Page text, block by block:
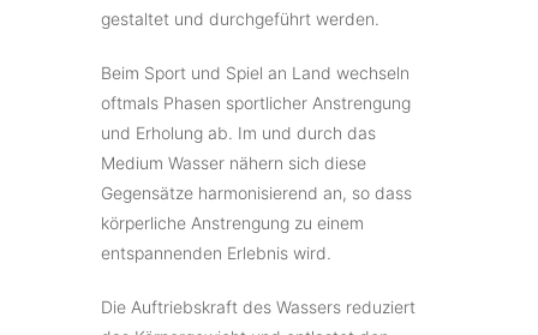
gestaltet und durchgeführt werden.
Beim Sport und Spiel an Land wechseln
oftmals Phasen sportlicher Anstrengung
und Erholung ab. Im und durch das
Medium Wasser nähern sich diese
Gegensätze harmonisierend an, so dass
körperliche Anstrengung zu einem
entspannenden Erlebnis wird.
Die Auftriebskraft des Wassers reduziert